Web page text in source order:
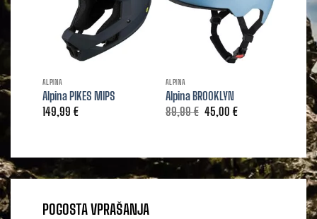
ALPINA
Alpina PIKES MIPS
149,99 €
ALPINA
Alpina BROOKLYN
89,99€ Izvirna
cena
89,99 €.
45,00 €Trenutna
39,99
POGOSTA VPRAŠANJA